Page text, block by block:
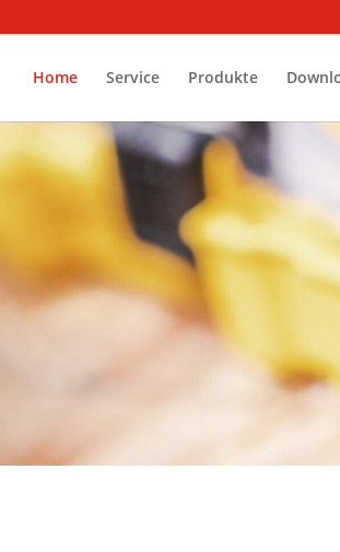
Home Service Produkte